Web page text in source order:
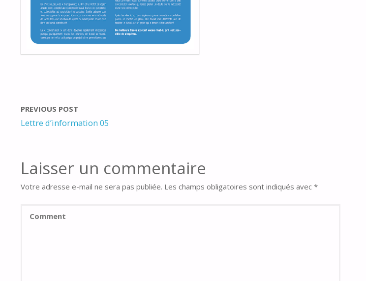
PREVIOUS POST
Lettre d’information 05
Laisser un commentaire
Votre adresse e-mail ne sera pas publiée. Les champs obligatoires sont indiqués avec *